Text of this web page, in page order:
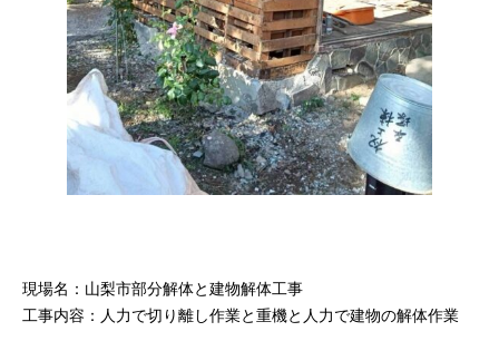
現場名：山梨市部分解体と建物解体工事
工事内容：人力で切り離し作業と重機と人力で建物の解体作業